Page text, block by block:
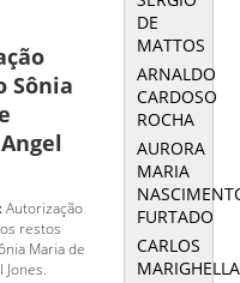
Sônia
Autorização
restos
Maria de
Jones.
DE
MATTOS
ARNALDO
CARDOSO
ROCHA
AURORA
MARIA
FURTADO
CARLOS
MARIGHELLA